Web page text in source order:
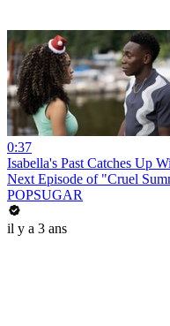
0:37
Isabella's Past Catches Up
Next Episode of "Cruel
POPSUGAR
il y a 3 ans